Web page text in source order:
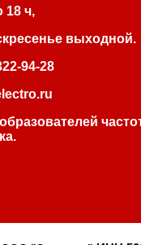
18 ч,
выходной.
94-28